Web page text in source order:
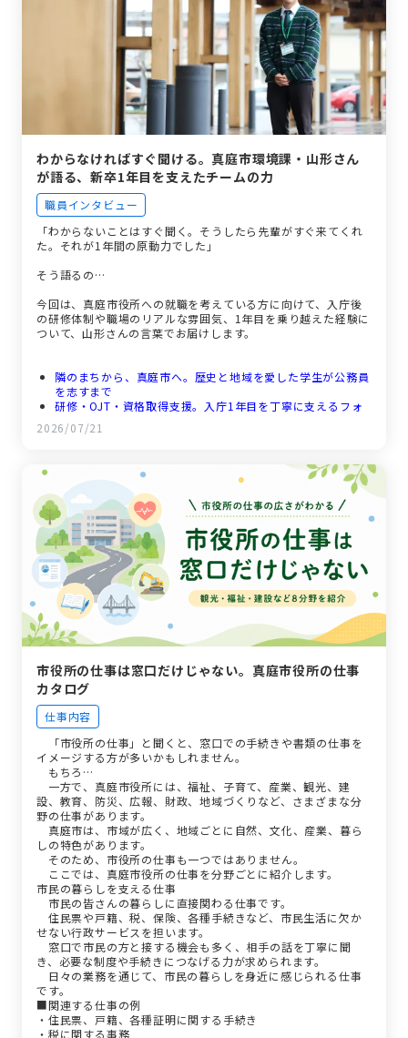
わからなければすぐ聞ける。真庭市環境課・山形さん
が語る、新卒1年目を支えたチームの力
職員インタビュー
「わからないことはすぐ聞く。そうしたら先輩がすぐ来てくれ
た。それが1年間の原動力でした」
そう語るの…
今回は、真庭市役所への就職を考えている方に向けて、入庁後
の研修体制や職場のリアルな雰囲気、1年目を乗り越えた経験に
ついて、山形さんの言葉でお届けします。
隣のまちから、真庭市へ。歴史と地域を愛した学生が公務員
を志すまで
研修・OJT・資格取得支援。入庁1年目を丁寧に支えるフォ
ロー体制
親世代しかいない７人の職場で。年の差を超えたコミュニケ
有給は取りやすく、同期とは年1回必ず集まる。真庭市の
「働きやすさ」のリアル
2026/07/21
市役所の仕事は窓口だけじゃない。真庭市役所の仕事
カタログ
仕事内容
「市役所の仕事」と聞くと、窓口での手続きや書類の仕事を
イメージする方が多いかもしれません。
もちろ…
一方で、真庭市役所には、福祉、子育て、産業、観光、建
設、教育、防災、広報、財政、地域づくりなど、さまざまな分
野の仕事があります。
真庭市は、市域が広く、地域ごとに自然、文化、産業、暮ら
しの特色があります。
そのため、市役所の仕事も一つではありません。
ここでは、真庭市役所の仕事を分野ごとに紹介します。
市民の暮らしを支える仕事
市民の皆さんの暮らしに直接関わる仕事です。
住民票や戸籍、税、保険、各種手続きなど、市民生活に欠か
せない行政サービスを担います。
窓口で市民の方と接する機会も多く、相手の話を丁寧に聞
き、必要な制度や手続きにつなげる力が求められます。
日々の業務を通じて、市民の暮らしを身近に感じられる仕事
です。
■関連する仕事の例
・住民票、戸籍、各種証明に関する手続き
・税に関する事務